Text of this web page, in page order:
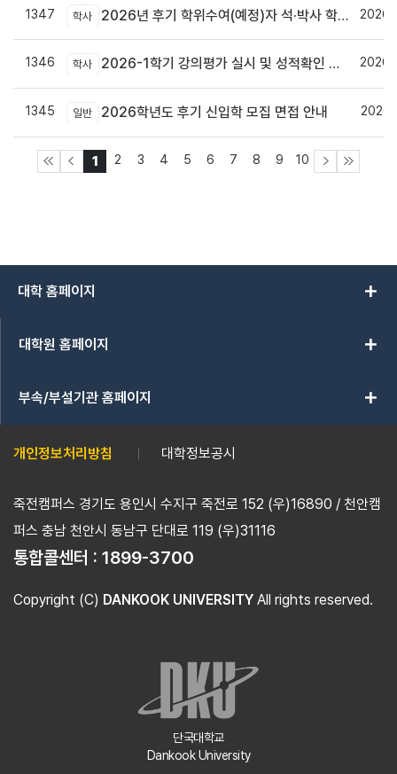
1347 학사 2026년 후기 학위수여(예정)자 석·박사 학위논문 원문파일 및 인쇄본 제출 안내
1346 학사 2026-1학기 강의평가 실시 및 성적확인 기간 안내
1345 일반 2026학년도 후기 신입학 모집 면접 안내
1 2 3 4 5 6 7 8 9 10
대학 홈페이지 add
대학원 홈페이지 add
부속/부설기관 홈페이지 add
개인정보처리방침 대학정보공시
죽전캠퍼스 경기도 용인시 수지구 죽전로 152 (우)16890 / 천안캠
퍼스 충남 천안시 동남구 단대로 119 (우)31116
통합콜센터 : 1899-3700
Copyright (C) DANKOOK UNIVERSITY All rights reserved.
단국대학교
Dankook University